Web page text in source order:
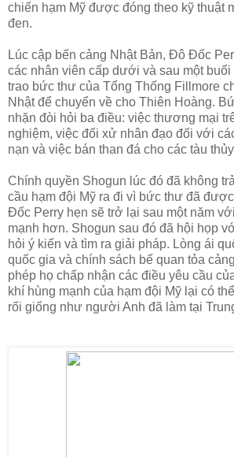
chiến hạm Mỹ được đóng theo kỹ thuật
đen.
Lúc cập bến cảng Nhật Bản, Đô Đốc
các nhân viên cấp dưới và sau một buổi
trao bức thư của Tổng Thống Fillmore
Nhật để chuyển về cho Thiên Hoàng.
nhặn đòi hỏi ba điều: việc thương mại
nghiệm, việc đối xử nhân đạo đối với
nạn và việc bán than đá cho các tàu
Chính quyền Shogun lúc đó đã không
cầu hạm đội Mỹ ra đi vì bức thư đã
Đốc Perry hẹn sẽ trở lại sau một năm
mạnh hơn. Shogun sau đó đã hội họp
hỏi ý kiến và tìm ra giải pháp. Lòng ái
quốc gia và chính sách bế quan tỏa
phép họ chấp nhận các điều yêu cầu
khí hùng mạnh của hạm đội Mỹ lại có
rối giống như người Anh đã làm tại